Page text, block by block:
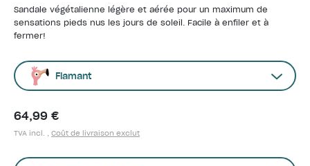
Sandale végétalienne légère et aérée pour un maximum de
sensations pieds nus les jours de soleil. Facile à enfiler et à
fermer!
Flamant
64,99 €
TVA incl. , Coût de livraison exclut